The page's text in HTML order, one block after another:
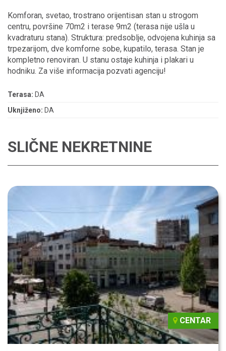
Komforan, svetao, trostrano orijentisan stan u strogom
centru, površine 70m2 i terase 9m2 (terasa nije ušla u
kvadraturu stana). Struktura: predsoblje, odvojena kuhinja sa
trpezarijom, dve komforne sobe, kupatilo, terasa. Stan je
kompletno renoviran. U stanu ostaje kuhinja i plakari u
hodniku. Za više informacija pozvati agenciju!
Terasa: DA
Uknjiženo: DA
SLIČNE NEKRETNINE
CENTAR